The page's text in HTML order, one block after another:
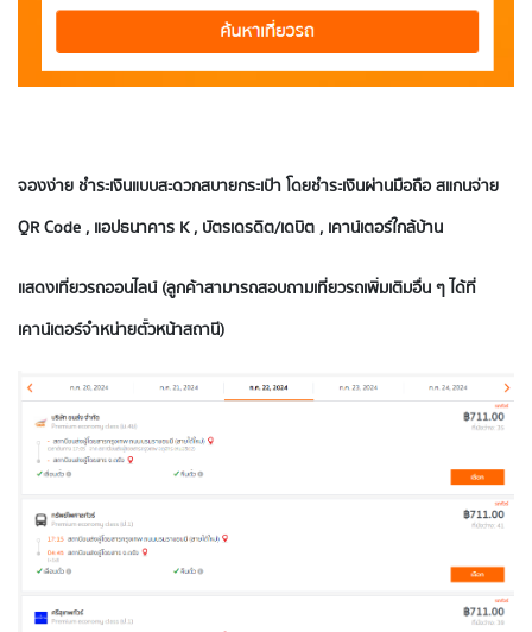
จองง่าย ชำระเงินแบบสะดวกสบายกระเป๋า โดยชำระเงินผ่านมือถือ สแกนจ่าย
QR Code , แอปธนาคาร K , บัตรเดรดิต/เดบิต , เคาน์เตอร์ใกล้บ้าน
แสดงเที่ยวรถออนไลน์ (ลูกค้าสามารถสอบถามเที่ยวรถเพิ่มเติมอื่น ๆ ได้ที่
เคาน์เตอร์จำหน่ายตั๋วหน้าสถานี)